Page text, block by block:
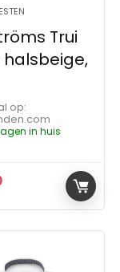
Trui
op:
in huis